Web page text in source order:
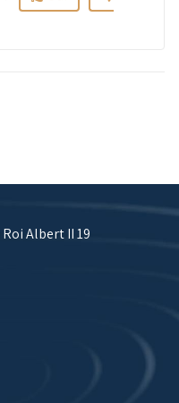
Albert II 19